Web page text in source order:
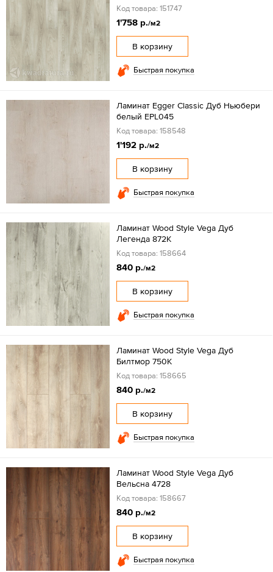
Код товара: 151747
1'758 р./м2
В корзину
Быстрая покупка
Ламинат Egger Classic Дуб Ньюбери
белый EPL045
Код товара: 158548
1'192 р./м2
В корзину
Быстрая покупка
Ламинат Wood Style Vega Дуб
Легенда 872K
Код товара: 158664
840 р./м2
В корзину
Быстрая покупка
Ламинат Wood Style Vega Дуб
Билтмор 750К
Код товара: 158665
840 р./м2
В корзину
Быстрая покупка
Ламинат Wood Style Vega Дуб
Вельсна 4728
Код товара: 158667
840 р./м2
В корзину
Быстрая покупка